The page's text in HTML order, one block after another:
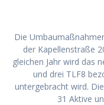
Die
der Kapellenstraße
gleichen Jahr wird das
und drei TLF8
untergebracht wird.
31 Aktive